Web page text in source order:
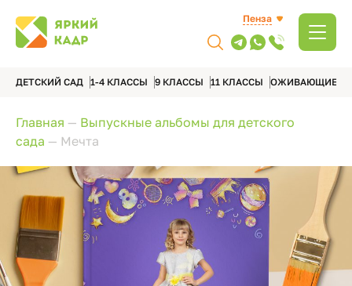
Пенза
ДЕТСКИЙ САД 1-4 КЛАССЫ 9 КЛАССЫ 11 КЛАССЫ ОЖИВАЮЩИЕ
Главная — Выпускные альбомы для детского
сада — Мечта